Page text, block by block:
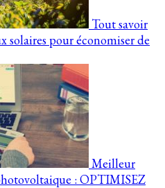
Tout savoir
solaires pour économiser de
Meilleur
: OPTIMISEZ